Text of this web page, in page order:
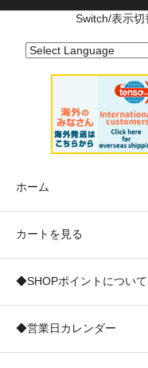
Switch/表示切
ホーム
カートを見る
◆SHOPポイントについ
◆営業日カレンダー